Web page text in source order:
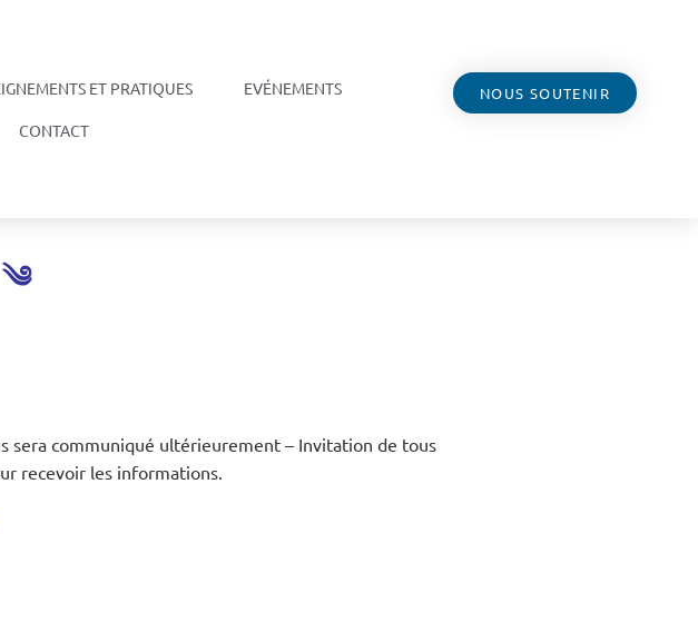
ET PRATIQUES EVÉNEMENTS
CONTACT
NOUS SOUTENIR
༄
sera communiqué ultérieurement – Invitation de tous
recevoir les informations.